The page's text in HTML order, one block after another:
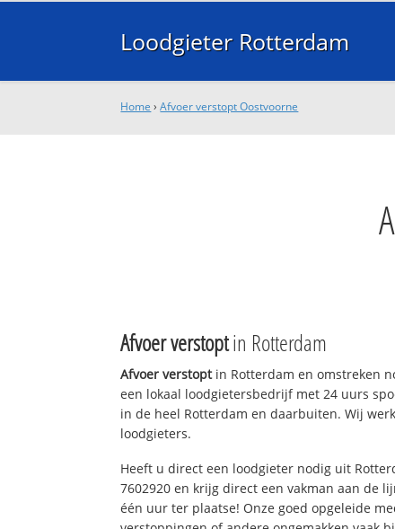
Loodgieter Rotterdam
Home ›Afvoer verstopt Oostvoorne
Afvoer verstoptin Rotterdam
Afvoer verstoptin Rotterdam en omstreken
een lokaal loodgietersbedrijf met 24 uurs
in de heel Rotterdam en daarbuiten. Wij
loodgieters.
Heeft u direct een loodgieter nodig uit
7602920 en krijg direct een vakman aan de
één uur ter plaatse! Onze goed opgeleide